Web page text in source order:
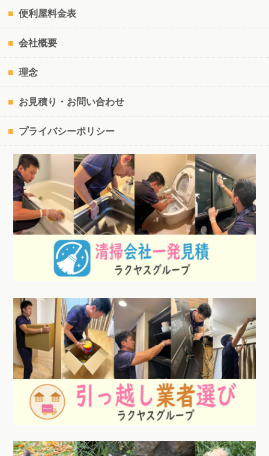
便利屋料金表
会社概要
理念
お見積り・お問い合わせ
プライバシーポリシー